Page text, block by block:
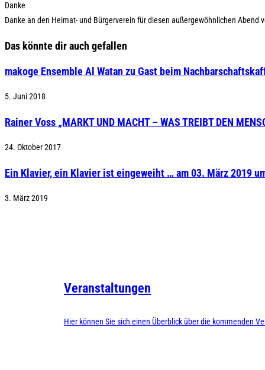
Danke
Danke an den Heimat- und Bürgerverein für diesen außergewöhnlichen Abend
Das könnte dir auch gefallen
makoge Ensemble Al Watan zu Gast beim
5. Juni 2018
Rainer Voss „MARKT UND MACHT – WAS TREIBT DEN
24. Oktober 2017
Ein Klavier, ein Klavier ist eingeweiht … am 03. März 2019
3. März 2019
Veranstaltungen
Hier können Sie sich einen Überblick über die kommenden